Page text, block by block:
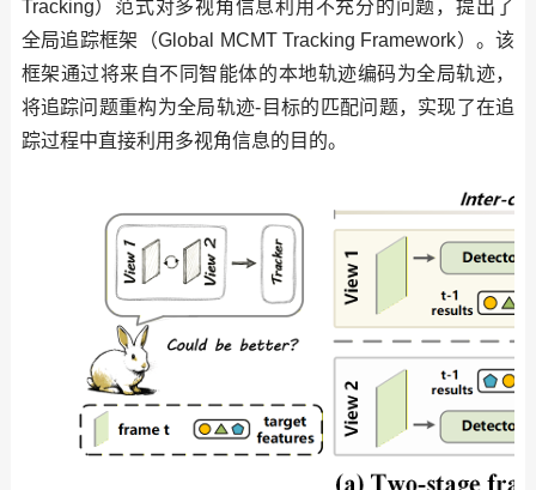
Tracking）范式对多视角信息利用不充分的问题，提出了
全局追踪框架（Global MCMT Tracking Framework）。该
框架通过将来自不同智能体的本地轨迹编码为全局轨迹，
将追踪问题重构为全局轨迹-目标的匹配问题，实现了在追
踪过程中直接利用多视角信息的目的。